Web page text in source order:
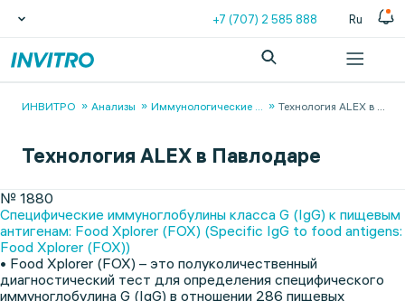
+7 (707) 2 585 888 Ru
ИНВИТРО Анализы Иммунологические ... Технология ALEX в ...
Технология ALEX в Павлодаре
№ 1880
Специфические иммуноглобулины класса G (IgG) к пищевым
антигенам: Food Xplorer (FOX) (Specific IgG to food antigens:
Food Xplorer (FOX))
• Food Xplorer (FOX) – это полуколичественный
диагностический тест для определения специфического
иммуноглобулина G (IgG) в отношении 286 пищевых